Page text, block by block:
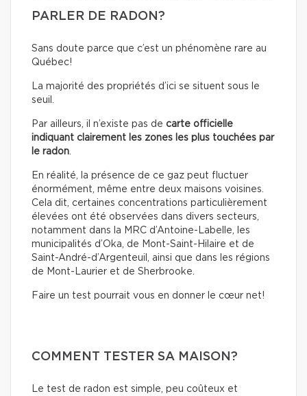
PARLER DE RADON?
Sans doute parce que c’est un phénomène rare au
Québec!
La majorité des propriétés d’ici se situent sous le
seuil.
Par ailleurs, il n’existe pas de carte officielle
indiquant clairement les zones les plus touchées par
le radon
En réalité, la présence de ce gaz peut fluctuer
énormément, même entre deux maisons voisines.
Cela dit, certaines concentrations particulièrement
élevées ont été observées dans divers secteurs,
notamment dans la MRC d’Antoine-Labelle, les
municipalités d’Oka, de Mont-Saint-Hilaire et de
Saint-André-d’Argenteuil, ainsi que dans les régions
de Mont-Laurier et de Sherbrooke.
Faire un test pourrait vous en donner le cœur net!
COMMENT TESTER SA MAISON?
Le test de radon est simple, peu coûteux et